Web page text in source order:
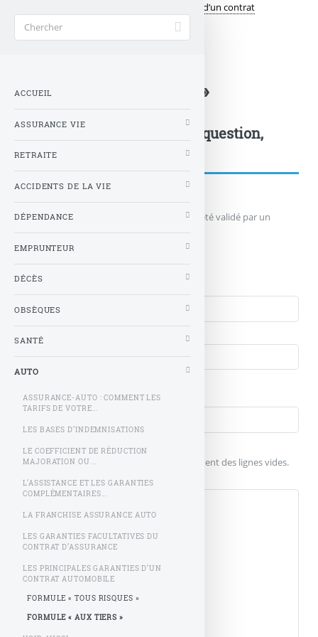
Les principales garanties d’un contrat
Formule « aux tiers »
Postez votre commentaire, question,
remarque...
Votre message n'apparaîtra qu'après avoir été validé par un
administrateur du site.
Qui êtes-vous ?
Nom
Courriel (non publié)
Votre message
Pour créer des paragraphes, laissez simplement des lignes vides.
ACCUEIL
ASSURANCE VIE
RETRAITE
ACCIDENTS DE LA VIE
DÉPENDANCE
EMPRUNTEUR
DÉCÈS
OBSÈQUES
SANTÉ
AUTO
ASSURANCE-AUTO : COMMENT LES
TARIFS DE VOTRE...
LES BASES D’INDEMNISATIONS
LE COEFFICIENT DE RÉDUCTION
MAJORATION OU...
L’ASSISTANCE ET LES GARANTIES
COMPLÉMENTAIRES...
LA FRANCHISE ASSURANCE AUTO
LES GARANTIES FACULTATIVES DU
CONTRAT D’ASSURANCE
LES PRINCIPALES GARANTIES D’UN
CONTRAT AUTOMOBILE
FORMULE « TOUS RISQUES »
FORMULE « AUX TIERS »